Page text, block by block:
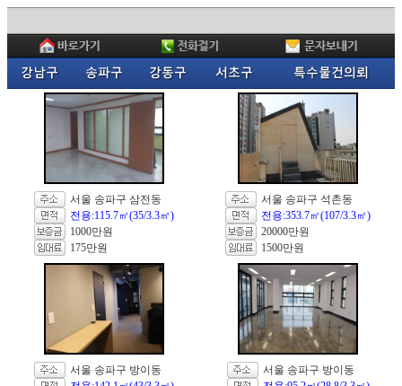
서울 송파구 삼전동
전용:115.7㎡(35/3.3㎡)
1000만원
175만원
서울 송파구 석촌동
전용:353.7㎡(107/3.3㎡)
20000만원
1500만원
서울 송파구 방이동
서울 송파구 방이동